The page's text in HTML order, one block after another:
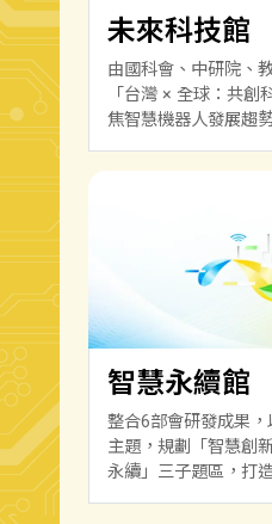
未來科技館
由國科會、中研院、
「台灣 × 全球：共
焦智慧機器人發展趨
的產業生態系，鏈結
智慧永續館
整合6部會研發成果
主題，規劃「智慧創
永續」三子題區，打